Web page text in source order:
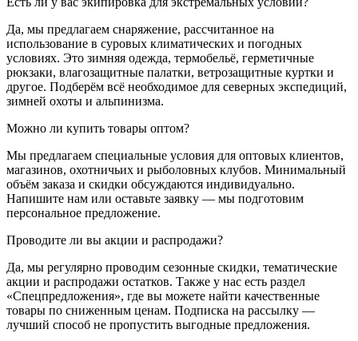
Да, мы предлагаем снаряжение, рассчитанное на
использование в суровых климатических и погодных
условиях. Это зимняя одежда, термобельё, герметичные
рюкзаки, влагозащитные палатки, ветрозащитные куртки и
другое. Подберём всё необходимое для северных экспедиций,
зимней охоты и альпинизма.
Можно ли купить товары оптом?
Мы предлагаем специальные условия для оптовых клиентов,
магазинов, охотничьих и рыболовных клубов. Минимальный
объём заказа и скидки обсуждаются индивидуально.
Напишите нам или оставьте заявку — мы подготовим
персональное предложение.
Проводите ли вы акции и распродажи?
Да, мы регулярно проводим сезонные скидки, тематические
акции и распродажи остатков. Также у нас есть раздел
«Спецпредложения», где вы можете найти качественные
товары по сниженным ценам. Подписка на рассылку —
лучший способ не пропустить выгодные предложения.